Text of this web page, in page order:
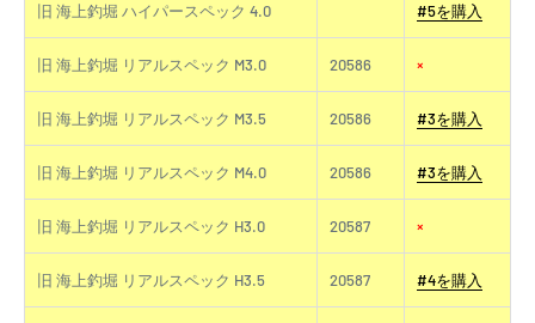
旧 海上釣堀 ハイパースペック 4.0 #5を購入
旧 海上釣堀 リアルスペック M3.0 20586 ×
旧 海上釣堀 リアルスペック M3.5 20586 #3を購入
旧 海上釣堀 リアルスペック M4.0 20586 #3を購入
旧 海上釣堀 リアルスペック H3.0 20587 ×
旧 海上釣堀 リアルスペック H3.5 20587 #4を購入